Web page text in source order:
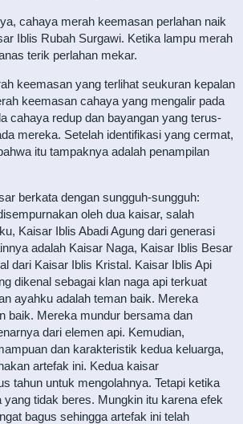
cahaya merah keemasan perlahan naik
Iblis Rubah Surgawi. Ketika lampu merah
terik perlahan mekar.
keemasan yang terlihat seukuran kepalan
keemasan cahaya yang mengalir pada
cahaya redup dan bayangan yang terus-
mereka. Setelah identifikasi yang cermat,
itu tampaknya adalah penampilan
berkata dengan sungguh-sungguh:
oleh dua kaisar, salah
Kaisar Iblis Abadi Agung dari generasi
adalah Kaisar Naga, Kaisar Iblis Besar
dari Kaisar Iblis Kristal. Kaisar Iblis Api
dikenal sebagai klan naga api terkuat
ayahku adalah teman baik. Mereka
baik. Mereka mundur bersama dan
dari elemen api. Kemudian,
dan karakteristik kedua keluarga,
artefak ini. Kedua kaisar
tahun untuk mengolahnya. Tetapi ketika
tidak beres. Mungkin itu karena efek
bagus sehingga artefak ini telah